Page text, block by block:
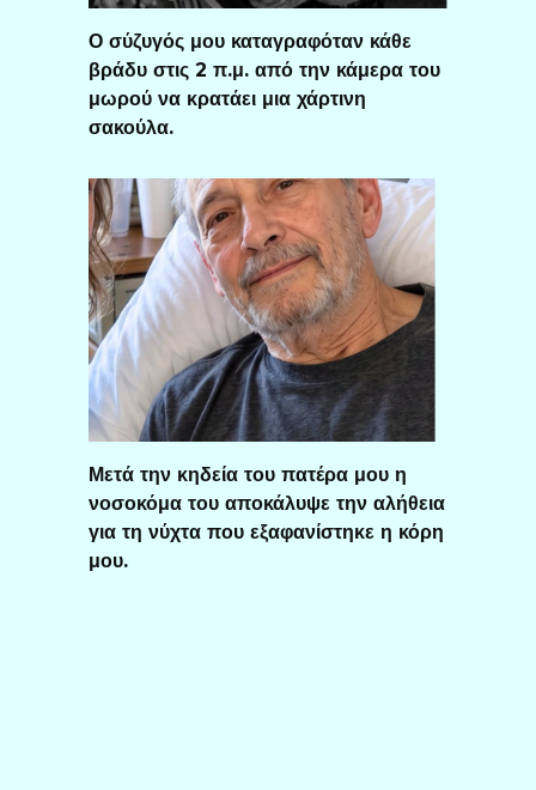
Ο σύζυγός μου καταγραφόταν κάθε
βράδυ στις 2 π.μ. από την κάμερα του
μωρού να κρατάει μια χάρτινη
σακούλα.
Μετά την κηδεία του πατέρα μου η
νοσοκόμα του αποκάλυψε την αλήθεια
για τη νύχτα που εξαφανίστηκε η κόρη
μου.